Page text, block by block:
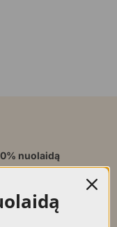
nuolaidą